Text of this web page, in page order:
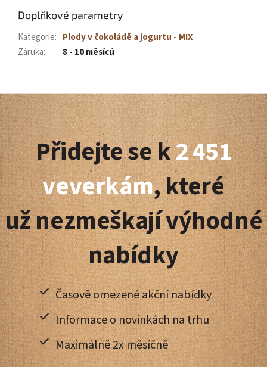
Doplňkové parametry
Kategorie: Plody v čokoládě a jogurtu - MIX
Záruka: 8 - 10 měsíců
Z
á
p
a
t
í
Přidejte se k2 451
veverkám, které
už nezmeškají výhodné
nabídky
Časově omezené akční nabídky
Informace o novinkách na trhu
Maximálně 2x měsíčně